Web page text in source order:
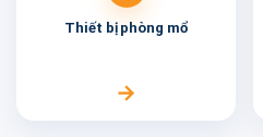
Thiết bịphòng mổ
→